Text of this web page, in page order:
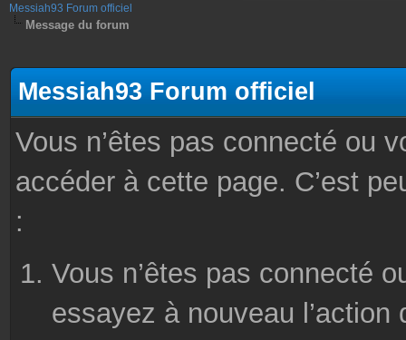
Messiah93 Forum officiel
Message du forum
Messiah93 Forum officiel
Vous n’êtes pas connecté ou
accéder à cette page. C’est
:
Vous n’êtes pas connecté
essayez à nouveau